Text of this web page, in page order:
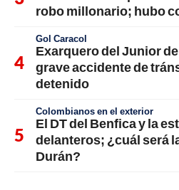
robo millonario; hubo
Gol Caracol
Exarquero del Junior
grave accidente de
detenido
Colombianos en el exterior
El DT del Benfica y la
delanteros; ¿cuál será
Durán?